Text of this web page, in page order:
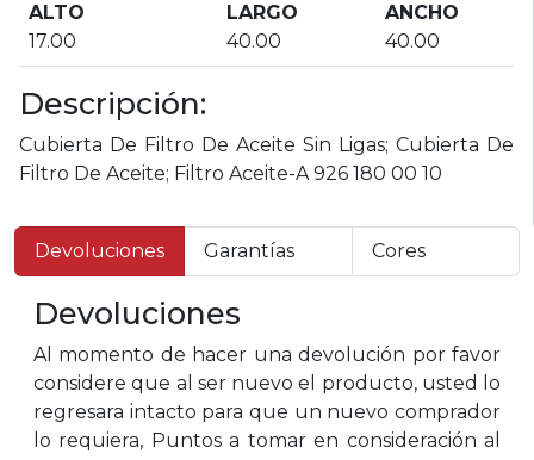
ALTO
17.00
LARGO
40.00
ANCHO
40.00
Descripción:
Cubierta De Filtro De Aceite Sin Ligas; Cubierta De
Filtro De Aceite; Filtro Aceite-A 926 180 00 10
Devoluciones Garantías Cores
Devoluciones
Al momento de hacer una devolución por favor
considere que al ser nuevo el producto, usted lo
regresara intacto para que un nuevo comprador
lo requiera, Puntos a tomar en consideración al